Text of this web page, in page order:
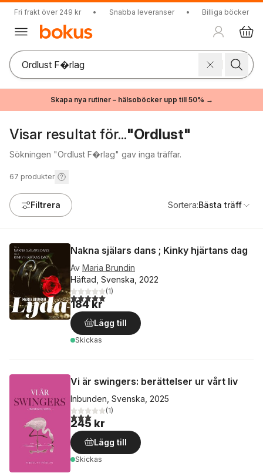
Fri frakt över 249 kr • Snabba leveranser • Billiga böcker
Skapa nya rutiner – hälsoböcker upp till 50% →
Visar resultat för..."Ordlust"
Sökningen "Ordlust F�rlag" gav inga träffar.
67 produkter
Filtrera Sortera:Bästa träff
Nakna själars dans ; Kinky hjärtans dag
Av Maria Brundin
Häftad, Svenska, 2022
5,0utav 5 stjärnor. Totalt antal röster:
(1)
184 kr
Lägg till
Skickas
Vi är swingers: berättelser ur vårt liv
Inbunden, Svenska, 2025
3,0utav 5 stjärnor. Totalt antal röster:
(1)
245 kr
Lägg till
Skickas